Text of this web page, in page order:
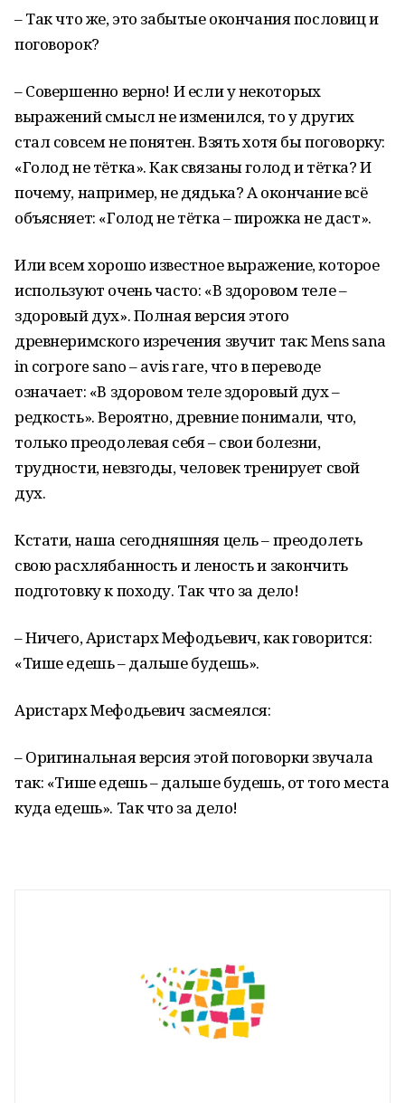
– Так что же, это забытые окончания пословиц и
поговорок?
– Совершенно верно! И если у некоторых
выражений смысл не изменился, то у других
стал совсем не понятен. Взять хотя бы поговорку:
«Голод не тётка». Как связаны голод и тётка? И
почему, например, не дядька? А окончание всё
объясняет: «Голод не тётка – пирожка не даст».
Или всем хорошо известное выражение, которое
используют очень часто: «В здоровом теле –
здоровый дух». Полная версия этого
древнеримского изречения звучит так: Mеns sana
in corpore sano – avis rare, что в переводе
означает: «В здоровом теле здоровый дух –
редкость». Вероятно, древние понимали, что,
только преодолевая себя – свои болезни,
трудности, невзгоды, человек тренирует свой
дух.
Кстати, наша сегодняшняя цель – преодолеть
свою расхлябанность и леность и закончить
подготовку к походу. Так что за дело!
– Ничего, Аристарх Мефодьевич, как говорится:
«Тише едешь – дальше будешь».
Аристарх Мефодьевич засмеялся:
– Оригинальная версия этой поговорки звучала
так: «Тише едешь – дальше будешь, от того места
куда едешь». Так что за дело!